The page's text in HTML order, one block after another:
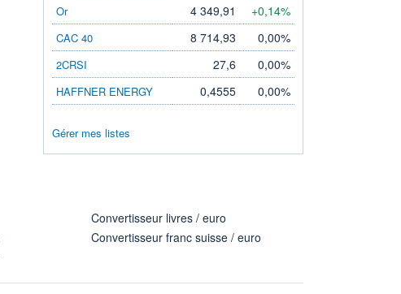
Or 4 349,91 +0,14%
CAC 40 8 714,93 0,00%
2CRSI 27,6 0,00%
HAFFNER ENERGY 0,4555 0,00%
Gérer mes listes
Convertisseur livres / euro
Convertisseur franc suisse / euro